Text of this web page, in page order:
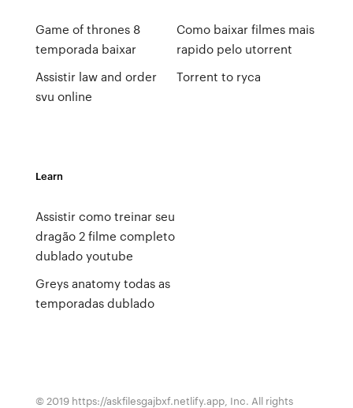
Game of thrones 8
temporada baixar
Assistir law and order
svu online
Como baixar filmes mais
rapido pelo utorrent
Torrent to ryca
Learn
Assistir como treinar seu
dragão 2 filme completo
dublado youtube
Greys anatomy todas as
temporadas dublado
© 2019 https://askfilesgajbxf.netlify.app, Inc. All rights